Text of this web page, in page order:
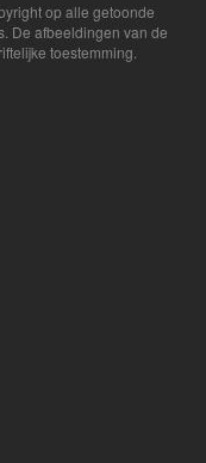
op alle getoonde
De afbeeldingen van de
toestemming.